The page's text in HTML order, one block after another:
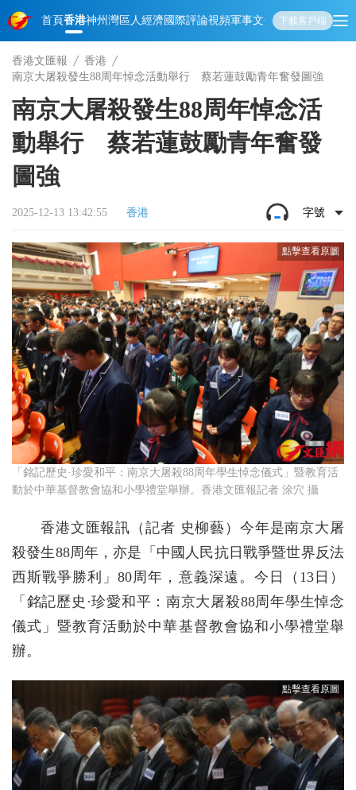
首頁香港神州 灣區人經濟國際評論視頻軍事文化 娛樂生活教育體
下載客戶端
香港文匯報
香港
南京大屠殺發生88周年悼念活動舉行 蔡若蓮鼓勵青年奮發圖強
南京大屠殺發生88周年悼念活
動舉行 蔡若蓮鼓勵青年奮發
圖強
2025-12-13 13:42:55 香港 字號
「銘記歷史·珍愛和平：南京大屠殺88周年學生悼念儀式」暨教育活
動於中華基督教會協和小學禮堂舉辦。香港文匯報記者 涂穴 攝
香港文匯報訊（記者 史柳藝）今年是南京大屠
殺發生88周年，亦是「中國人民抗日戰爭暨世界反法
西斯戰爭勝利」80周年，意義深遠。今日（13日）
「銘記歷史·珍愛和平：南京大屠殺88周年學生悼念
儀式」暨教育活動於中華基督教會協和小學禮堂舉
辦。